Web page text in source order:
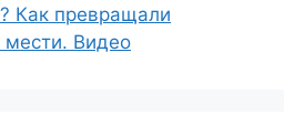
Как превращали
Видео